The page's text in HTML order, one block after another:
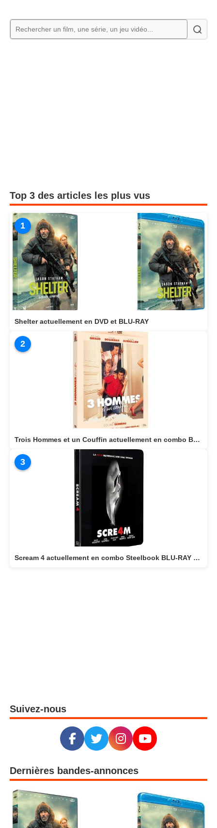
Top 3 des articles les plus vus
1
Shelter actuellement en DVD et BLU-RAY
2
Trois Hommes et un Couffin actuellement en combo BLU-RAY/DVD
3
Scream 4 actuellement en combo Steelbook BLU-RAY 4K + BLU-RAY
Suivez-nous
Dernières bandes-annonces